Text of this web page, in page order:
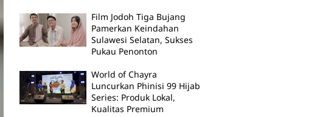
Film Jodoh Tiga Bujang
Pamerkan Keindahan
Sulawesi Selatan, Sukses
Pukau Penonton
World of Chayra
Luncurkan Phinisi 99 Hijab
Series: Produk Lokal,
Kualitas Premium